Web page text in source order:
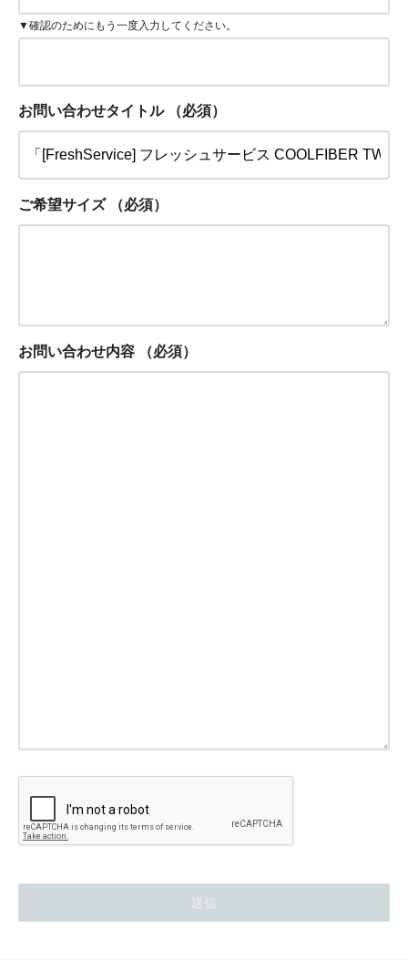
▼確認のためにもう一度入力してください。
お問い合わせタイトル （必須）
ご希望サイズ （必須）
お問い合わせ内容 （必須）